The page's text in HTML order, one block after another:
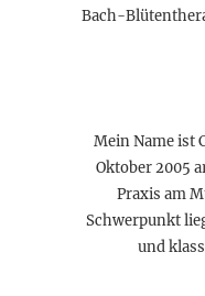
Bach-
Mein Name ist
Oktober 2005
Praxis am
Schwerpunkt
und